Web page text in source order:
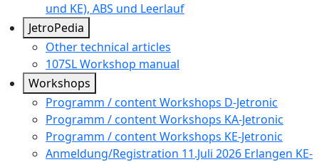
und KE), ABS und Leerlauf
JetroPedia
Other technical articles
107SL Workshop manual
Workshops
Programm / content Workshops D-Jetronic
Programm / content Workshops KA-Jetronic
Programm / content Workshops KE-Jetronic
Anmeldung/Registration 11.Juli 2026 Erlangen KE-